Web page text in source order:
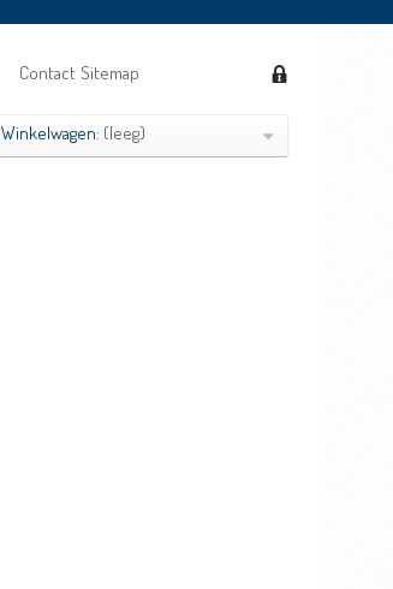
Contact Sitemap
Winkelwagen: (leeg)